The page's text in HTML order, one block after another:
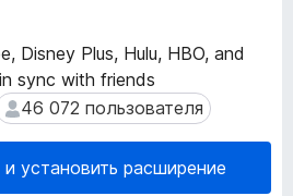
л
я
б
р
а
у
Disney Plus, Hulu, HBO, and
sync with friends
46 072 пользователя
46 072 пользователя
установить расширение